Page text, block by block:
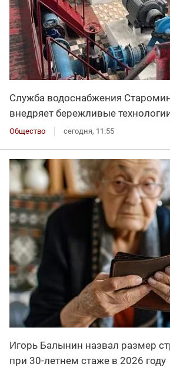
Служба водоснабжения
внедряет бережливые
Общество сегодня, 11:55
Игорь Балынин назвал размер
при 30-летнем стаже в 2026 году